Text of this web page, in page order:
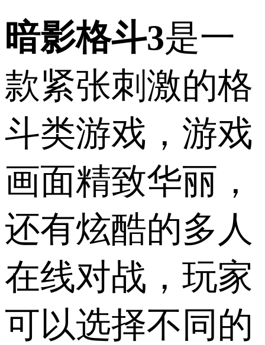
暗影格斗3是一
款紧张刺激的格
斗类游戏，游戏
画面精致华丽，
还有炫酷的多人
在线对战，玩家
可以选择不同的